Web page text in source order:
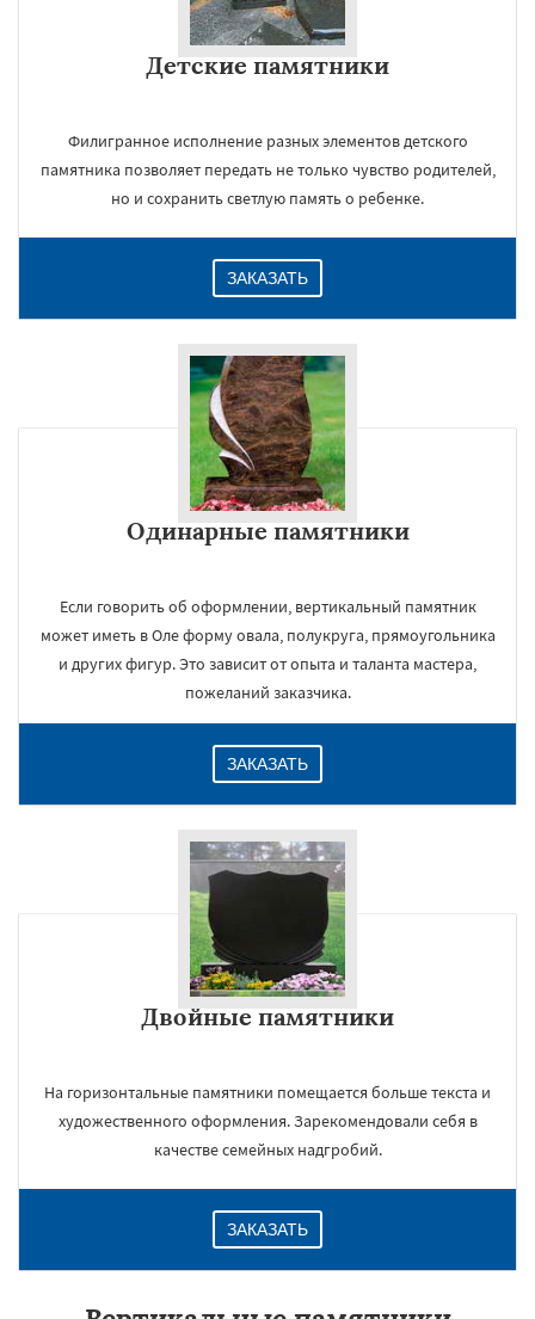
Детские памятники
Филигранное исполнение разных элементов детского
памятника позволяет передать не только чувство родителей,
но и сохранить светлую память о ребенке.
ЗАКАЗАТЬ
Одинарные памятники
Если говорить об оформлении, вертикальный памятник
может иметь в Оле форму овала, полукруга, прямоугольника
и других фигур. Это зависит от опыта и таланта мастера,
пожеланий заказчика.
ЗАКАЗАТЬ
Двойные памятники
На горизонтальные памятники помещается больше текста и
художественного оформления. Зарекомендовали себя в
качестве семейных надгробий.
ЗАКАЗАТЬ